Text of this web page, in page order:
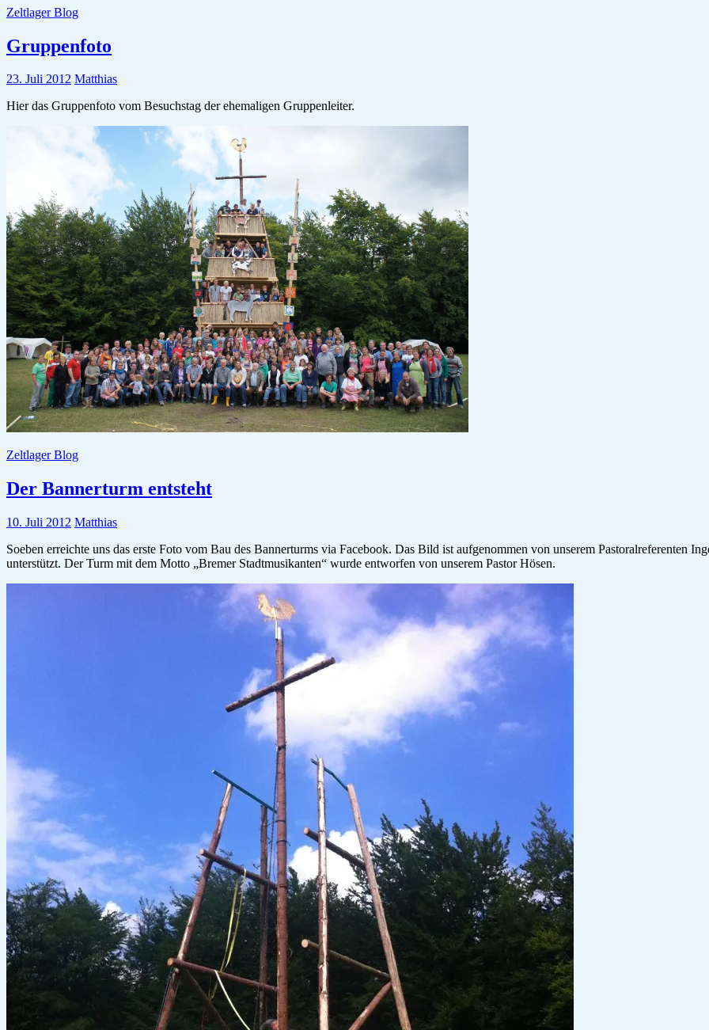
Zeltlager Blog
Gruppenfoto
23. Juli 2012 Matthias
Hier das Gruppenfoto vom Besuchstag der ehemaligen Gruppenleiter.
Zeltlager Blog
Der Bannerturm entsteht
10. Juli 2012 Matthias
Soeben erreichte uns das erste Foto vom Bau des Bannerturms via Facebook. Das Bild ist aufgenommen von unserem Pastoralreferenten
unterstützt. Der Turm mit dem Motto „Bremer Stadtmusikanten“ wurde entworfen von unserem Pastor Hösen.